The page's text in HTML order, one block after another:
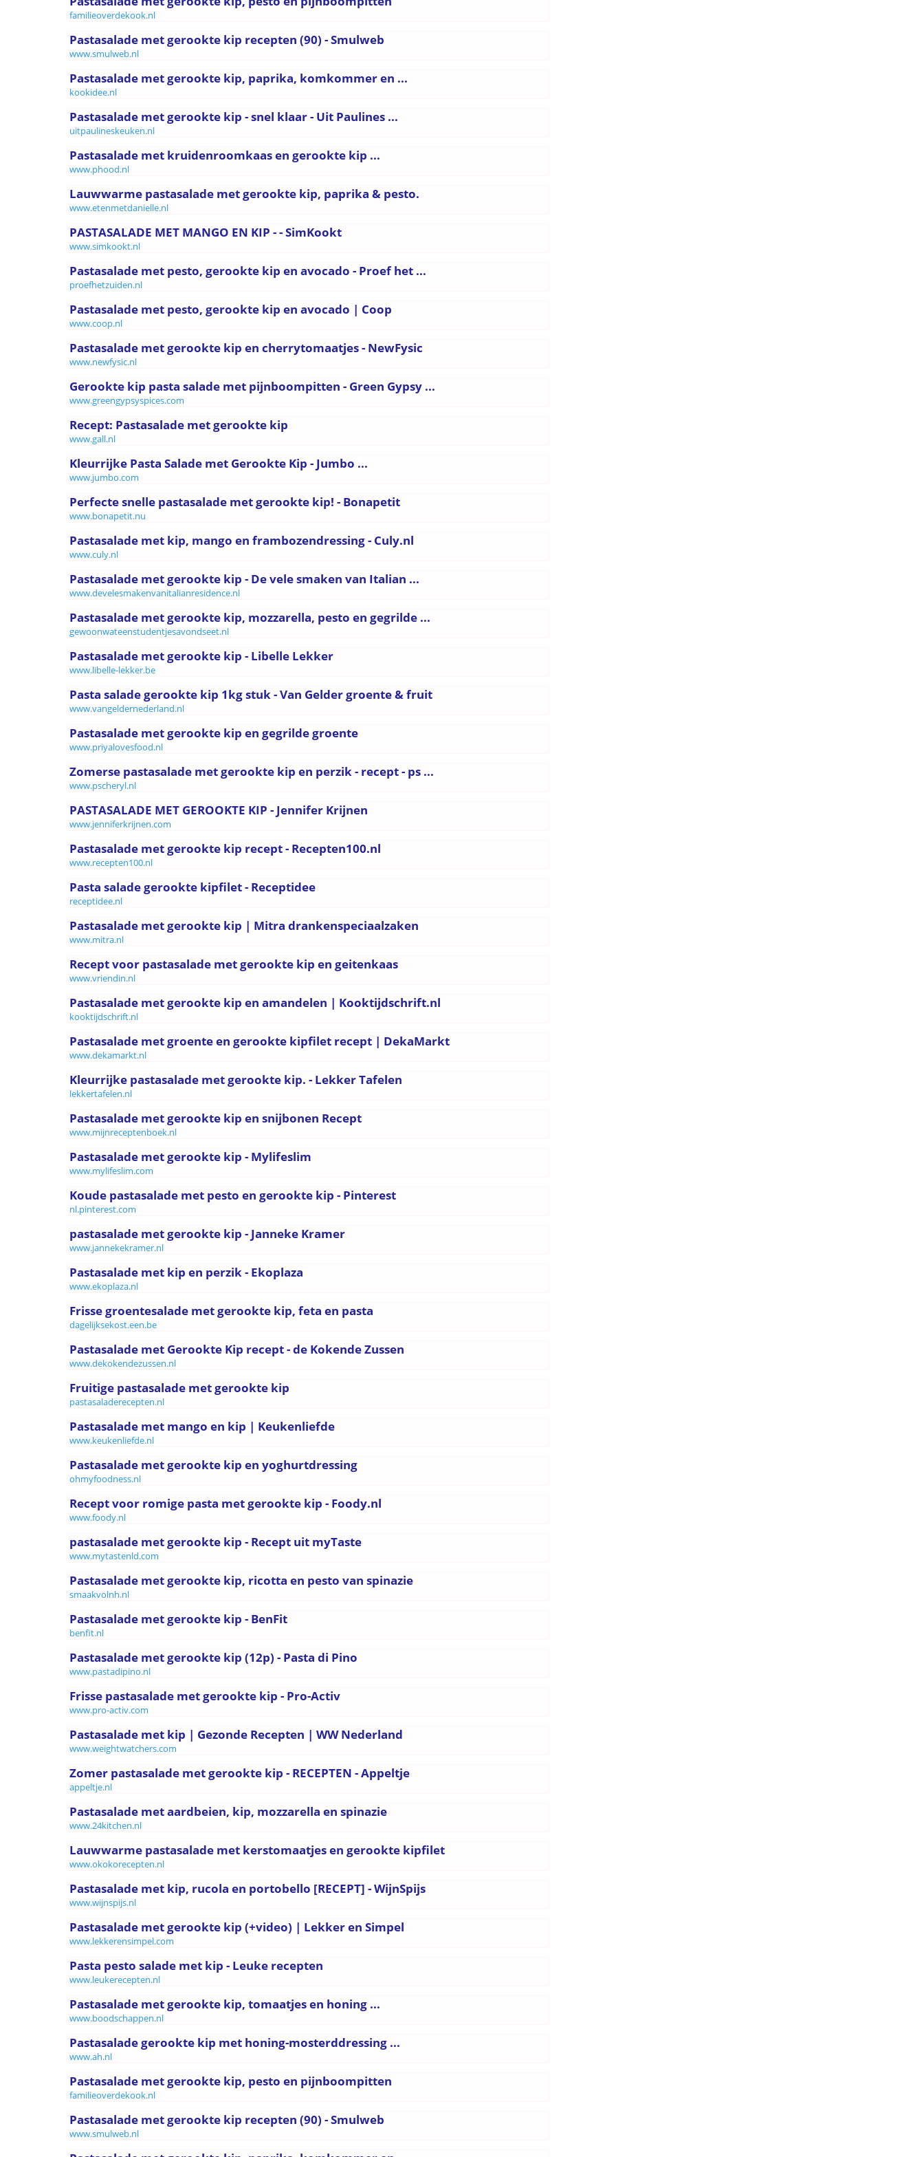
familieoverdekook.nl
Pastasalade met gerookte kip recepten (90) - Smulweb
www.smulweb.nl
Pastasalade met gerookte kip, paprika, komkommer en ...
kookidee.nl
Pastasalade met gerookte kip - snel klaar - Uit Paulines ...
uitpaulineskeuken.nl
Pastasalade met kruidenroomkaas en gerookte kip ...
www.phood.nl
Lauwwarme pastasalade met gerookte kip, paprika & pesto.
www.etenmetdanielle.nl
PASTASALADE MET MANGO EN KIP - - SimKookt
www.simkookt.nl
Pastasalade met pesto, gerookte kip en avocado - Proef het ...
proefhetzuiden.nl
Pastasalade met pesto, gerookte kip en avocado | Coop
www.coop.nl
Pastasalade met gerookte kip en cherrytomaatjes - NewFysic
www.newfysic.nl
Gerookte kip pasta salade met pijnboompitten - Green Gypsy ...
www.greengypsyspices.com
Recept: Pastasalade met gerookte kip
www.gall.nl
Kleurrijke Pasta Salade met Gerookte Kip - Jumbo ...
www.jumbo.com
Perfecte snelle pastasalade met gerookte kip! - Bonapetit
www.bonapetit.nu
Pastasalade met kip, mango en frambozendressing - Culy.nl
www.culy.nl
Pastasalade met gerookte kip - De vele smaken van Italian ...
www.develesmakenvanitalianresidence.nl
Pastasalade met gerookte kip, mozzarella, pesto en gegrilde ...
gewoonwateenstudentjesavondseet.nl
Pastasalade met gerookte kip - Libelle Lekker
www.libelle-lekker.be
Pasta salade gerookte kip 1kg stuk - Van Gelder groente & fruit
www.vangeldernederland.nl
Pastasalade met gerookte kip en gegrilde groente
www.priyalovesfood.nl
Zomerse pastasalade met gerookte kip en perzik - recept - ps ...
www.pscheryl.nl
PASTASALADE MET GEROOKTE KIP - Jennifer Krijnen
www.jenniferkrijnen.com
Pastasalade met gerookte kip recept - Recepten100.nl
www.recepten100.nl
Pasta salade gerookte kipfilet - Receptidee
receptidee.nl
Pastasalade met gerookte kip | Mitra drankenspeciaalzaken
www.mitra.nl
Recept voor pastasalade met gerookte kip en geitenkaas
www.vriendin.nl
Pastasalade met gerookte kip en amandelen | Kooktijdschrift.nl
kooktijdschrift.nl
Pastasalade met groente en gerookte kipfilet recept | DekaMarkt
www.dekamarkt.nl
Kleurrijke pastasalade met gerookte kip. - Lekker Tafelen
lekkertafelen.nl
Pastasalade met gerookte kip en snijbonen Recept
www.mijnreceptenboek.nl
Pastasalade met gerookte kip - Mylifeslim
www.mylifeslim.com
Koude pastasalade met pesto en gerookte kip - Pinterest
nl.pinterest.com
pastasalade met gerookte kip - Janneke Kramer
www.jannekekramer.nl
Pastasalade met kip en perzik - Ekoplaza
www.ekoplaza.nl
Frisse groentesalade met gerookte kip, feta en pasta
dagelijksekost.een.be
Pastasalade met Gerookte Kip recept - de Kokende Zussen
www.dekokendezussen.nl
Fruitige pastasalade met gerookte kip
pastasaladerecepten.nl
Pastasalade met mango en kip | Keukenliefde
www.keukenliefde.nl
Pastasalade met gerookte kip en yoghurtdressing
ohmyfoodness.nl
Recept voor romige pasta met gerookte kip - Foody.nl
www.foody.nl
pastasalade met gerookte kip - Recept uit myTaste
www.mytastenld.com
Pastasalade met gerookte kip, ricotta en pesto van spinazie
smaakvolnh.nl
Pastasalade met gerookte kip - BenFit
benfit.nl
Pastasalade met gerookte kip (12p) - Pasta di Pino
www.pastadipino.nl
Frisse pastasalade met gerookte kip - Pro-Activ
www.pro-activ.com
Pastasalade met kip | Gezonde Recepten | WW Nederland
www.weightwatchers.com
Zomer pastasalade met gerookte kip - RECEPTEN - Appeltje
appeltje.nl
Pastasalade met aardbeien, kip, mozzarella en spinazie
www.24kitchen.nl
Lauwwarme pastasalade met kerstomaatjes en gerookte kipfilet
www.okokorecepten.nl
Pastasalade met kip, rucola en portobello [RECEPT] - WijnSpijs
www.wijnspijs.nl
Pastasalade met gerookte kip (+video) | Lekker en Simpel
www.lekkerensimpel.com
Pasta pesto salade met kip - Leuke recepten
www.leukerecepten.nl
Pastasalade met gerookte kip, tomaatjes en honing ...
www.boodschappen.nl
Pastasalade gerookte kip met honing-mosterddressing ...
www.ah.nl
Pastasalade met gerookte kip, pesto en pijnboompitten
familieoverdekook.nl
Pastasalade met gerookte kip recepten (90) - Smulweb
www.smulweb.nl